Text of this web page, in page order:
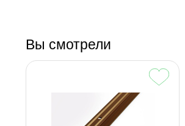
Вы смотрели